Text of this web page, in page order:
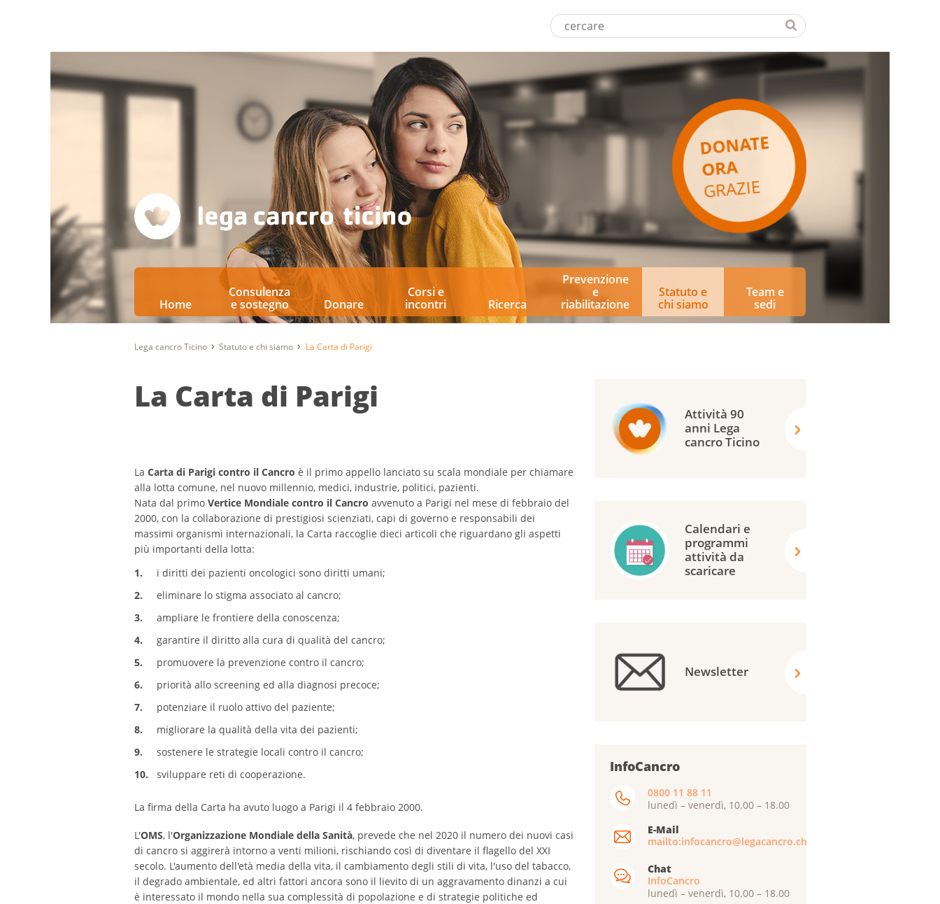
DONATE
ORA
GRAZIE
Home
Consulenza
e sostegno
Donare
Corsi e
incontri
Ricerca
Prevenzione
e
riabilitazione
Statuto e
chi siamo
Team e
sedi
Lega cancro Ticino Statuto e chi siamo La Carta di Parigi
La Carta di Parigi
La Carta di Parigi contro il Cancro è il primo appello lanciato su scala mondiale per chiamare
alla lotta comune, nel nuovo millennio, medici, industrie, politici, pazienti.
Nata dal primo Vertice Mondiale contro il Cancro avvenuto a Parigi nel mese di febbraio del
2000, con la collaborazione di prestigiosi scienziati, capi di governo e responsabili dei
massimi organismi internazionali, la Carta raccoglie dieci articoli che riguardano gli aspetti
più importanti della lotta:
i diritti dei pazienti oncologici sono diritti umani;
eliminare lo stigma associato al cancro;
ampliare le frontiere della conoscenza;
garantire il diritto alla cura di qualità del cancro;
promuovere la prevenzione contro il cancro;
priorità allo screening ed alla diagnosi precoce;
potenziare il ruolo attivo del paziente;
migliorare la qualità della vita dei pazienti;
sostenere le strategie locali contro il cancro;
sviluppare reti di cooperazione.
La firma della Carta ha avuto luogo a Parigi il 4 febbraio 2000.
L'OMS, l'Organizzazione Mondiale della Sanità, prevede che nel 2020 il numero dei nuovi casi
di cancro si aggirerà intorno a venti milioni, rischiando così di diventare il flagello del XXI
secolo. L'aumento dell'età media della vita, il cambiamento degli stili di vita, l'uso del tabacco,
il degrado ambientale, ed altri fattori ancora sono il lievito di un aggravamento dinanzi a cui
è interessato il mondo nella sua complessità di popolazione e di strategie politiche ed
Attività 90
anni Lega
cancro Ticino
Calendari e
programmi
attività da
scaricare
Newsletter
InfoCancro
0800 11 88 11
lunedì – venerdì, 10.00 – 18.00
E-Mail
mailto:infocancro@legacancro.ch
Chat
InfoCancro
lunedì – venerdì, 10.00 – 18.00